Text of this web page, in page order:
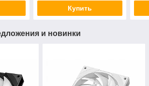
Купить
и новинки